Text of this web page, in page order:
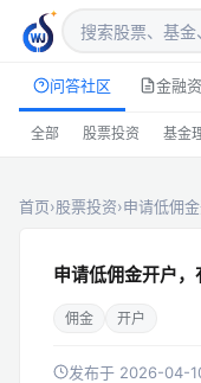
问答社区 金融
全部 股票投资 基金
首页›股票投资›申请低佣
申请低佣金开户，
佣金 开户
发布于 2026-04-